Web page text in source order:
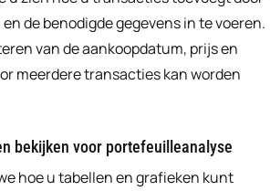
de benodigde gegevens in te voeren.
van de aankoopdatum, prijs en
meerdere transacties kan worden
bekijken voor portefeuilleanalyse
hoe u tabellen en grafieken kunt